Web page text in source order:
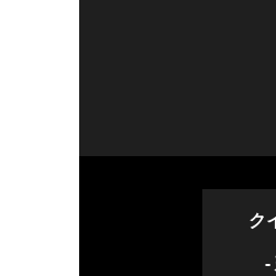
ク
-